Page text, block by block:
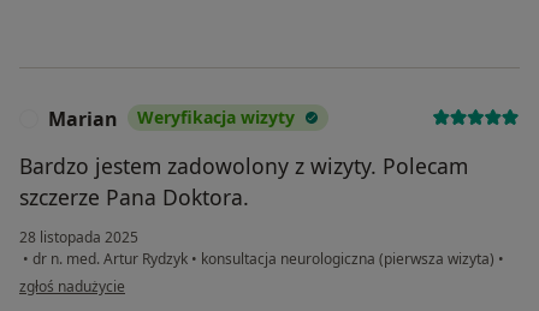
Marian Weryfikacja wizyty
Bardzo jestem zadowolony z wizyty. Polecam
szczerze Pana Doktora.
28 listopada 2025
• dr n. med. Artur Rydzyk • konsultacja neurologiczna (pierwsza wizyta) •
w opinii użytkownika Marian
zgłoś nadużycie